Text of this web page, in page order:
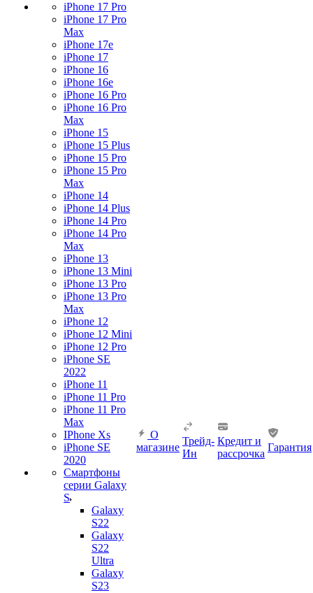
iPhone 17 Pro
iPhone 17 Pro
Max
iPhone 17e
iPhone 17
iPhone 16
iPhone 16e
iPhone 16 Pro
iPhone 16 Pro
Max
iPhone 15
iPhone 15 Plus
iPhone 15 Pro
iPhone 15 Pro
Max
iPhone 14
iPhone 14 Plus
iPhone 14 Pro
iPhone 14 Pro
Max
iPhone 13
iPhone 13 Mini
iPhone 13 Pro
iPhone 13 Pro
Max
iPhone 12
iPhone 12 Mini
iPhone 12 Pro
iPhone SE
2022
iPhone 11
iPhone 11 Pro
iPhone 11 Pro
Max
IPhone Xs
iPhone SE
2020
Смартфоны
серии Galaxy
S
Galaxy
S22
Galaxy
S22
Ultra
Galaxy
S23
О
магазине
Трейд-
Ин
Кредит и
рассрочка
Гарантия